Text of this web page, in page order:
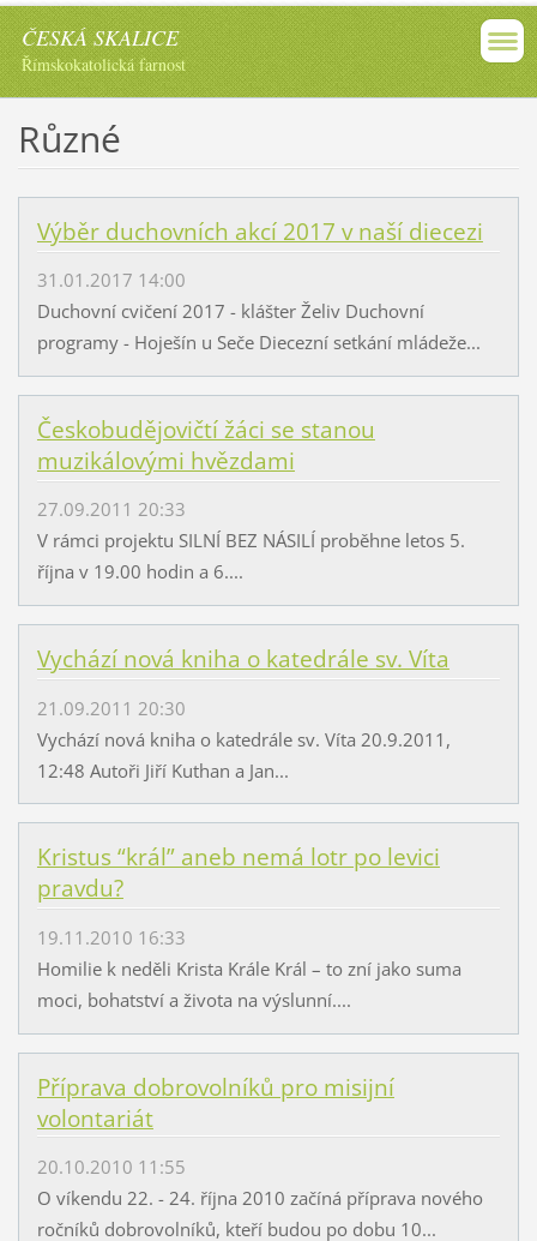
ČESKÁ SKALICE
Římskokatolická farnost
Různé
Výběr duchovních akcí 2017 v naší diecezi
31.01.2017 14:00
Duchovní cvičení 2017 - klášter Želiv Duchovní
programy - Hoješín u Seče Diecezní setkání mládeže...
Českobudějovičtí žáci se stanou
muzikálovými hvězdami
27.09.2011 20:33
V rámci projektu SILNÍ BEZ NÁSILÍ proběhne letos 5.
října v 19.00 hodin a 6....
Vychází nová kniha o katedrále sv. Víta
21.09.2011 20:30
Vychází nová kniha o katedrále sv. Víta 20.9.2011,
12:48 Autoři Jiří Kuthan a Jan...
Kristus “král” aneb nemá lotr po levici
pravdu?
19.11.2010 16:33
Homilie k neděli Krista Krále Král – to zní jako suma
moci, bohatství a života na výslunní....
Příprava dobrovolníků pro misijní
volontariát
20.10.2010 11:55
O víkendu 22. - 24. října 2010 začíná příprava nového
ročníků dobrovolníků, kteří budou po dobu 10...